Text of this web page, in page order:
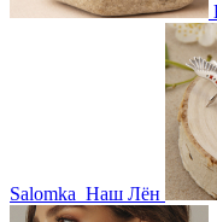
Salomka Наш Лён